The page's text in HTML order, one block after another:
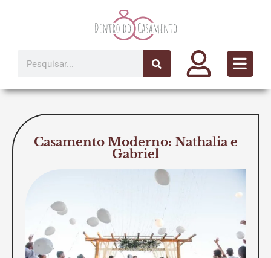
Casamento Moderno: Nathalia e
Gabriel